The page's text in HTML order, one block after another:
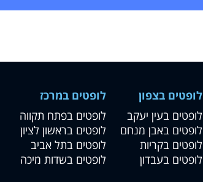
לופטים במרכז
לופטים בפתח תקווה
לופטים בראשון לציון
לופטים בתל אביב
לופטים בשדות מיכה
לופטים בצפון
לופטים בעין יעקב
לופטים באבן מנחם
לופטים בקריות
לופטים בעבדון